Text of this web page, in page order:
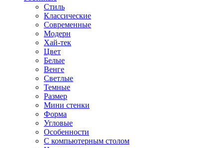
Стиль
Классические
Современные
Модерн
Хай-тек
Цвет
Белые
Венге
Светлые
Темные
Размер
Мини стенки
Форма
Угловые
Особенности
С компьютерным столом